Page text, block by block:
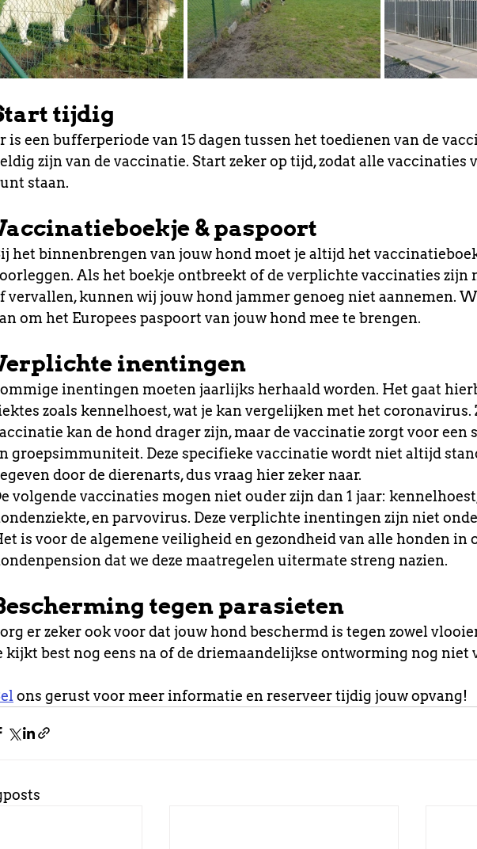
tijdig
is een bufferperiode van 15 dagen tussen het toedienen van de
zijn van de vaccinatie. Start zeker op tijd, zodat alle vaccinaties
staan.
& paspoort
het binnenbrengen van jouw hond moet je altijd het
Als het boekje ontbreekt of de verplichte vaccinaties zijn
vervallen, kunnen wij jouw hond jammer genoeg niet aannemen.
om het Europees paspoort van jouw hond mee te brengen.
inentingen
inentingen moeten jaarlijks herhaald worden. Het gaat
zoals kennelhoest, wat je kan vergelijken met het coronavirus.
kan de hond drager zijn, maar de vaccinatie zorgt voor een
groepsimmuniteit. Deze specifieke vaccinatie wordt niet altijd
door de dierenarts, dus vraag hier zeker naar.
volgende vaccinaties mogen niet ouder zijn dan 1 jaar:
en parvovirus. Deze verplichte inentingen zijn niet
is voor de algemene veiligheid en gezondheid van alle honden in
dat we deze maatregelen uitermate streng nazien.
tegen parasieten
er zeker ook voor dat jouw hond beschermd is tegen zowel
kijkt best nog eens na of de driemaandelijkse ontworming nog niet
ons gerust voor meer informatie en reserveer tijdig jouw opvang!